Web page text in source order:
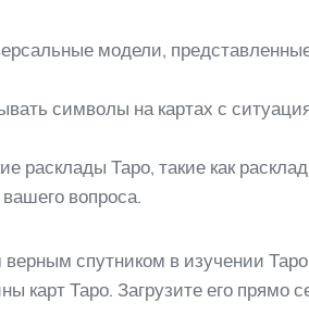
модели,
символы на картах с
расклады Таро, такие как
вопроса.
спутником в изучении
карт Таро. Загрузите его